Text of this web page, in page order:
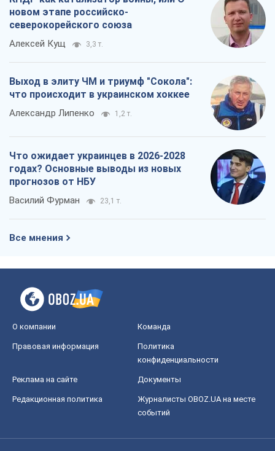
новом этапе российско-
северокорейского союза
Алексей Кущ 3,3 т.
Выход в элиту ЧМ и триумф "Сокола":
что происходит в украинском хоккее
Александр Липенко 1,2 т.
Что ожидает украинцев в 2026-2028
годах? Основные выводы из новых
прогнозов от НБУ
Василий Фурман 23,1 т.
Все мнения
О компании Команда
Правовая информация
Политика
конфиденциальности
Реклама на сайте Документы
Редакционная политика
Журналисты OBOZ.UA на месте
событий